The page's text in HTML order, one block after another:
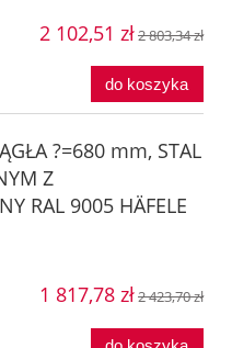
2 102,51 zł2 803,34 zł
do koszyka
?=680 mm, STAL
Z
RAL 9005 HÄFELE
1 817,78 zł2 423,70 zł